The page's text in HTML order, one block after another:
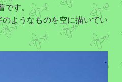
です。
ようなものを空に描いてい